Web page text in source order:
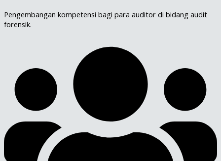
Pengembangan kompetensi bagi para auditor di bidang audit
forensik.